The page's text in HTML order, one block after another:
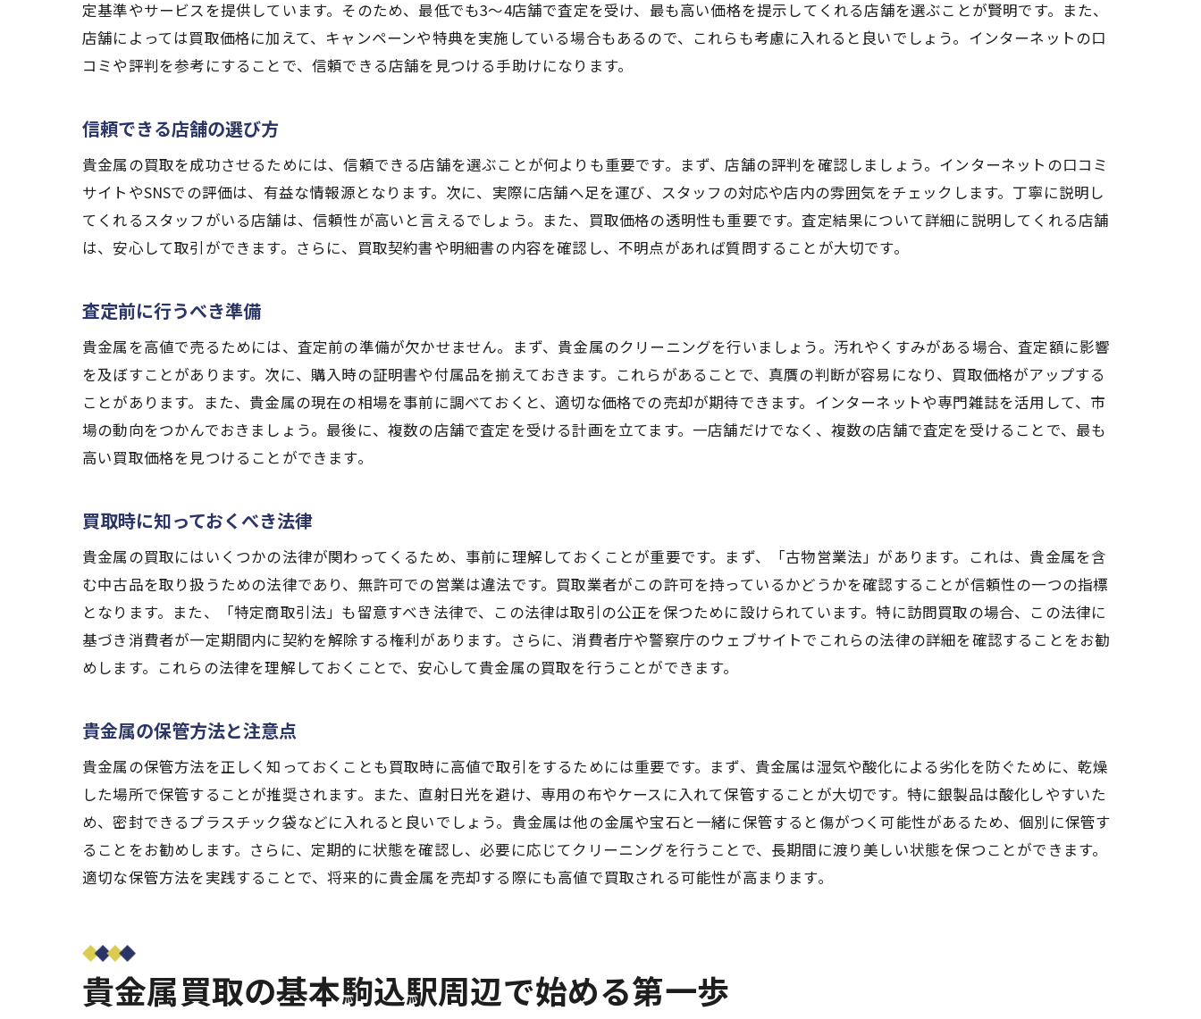
店舗の買取実績と信頼性の確認方法
高価買取を行う店舗の特徴
店舗のサービス内容と対応の違い
金や銀の価値の判断基準
プラチナの市場価値とその変動要因
査定士に聞いてみるべき質問
専門知識を活用した査定の見方
駒込駅近くの貴金属買取店を徹底調査高値で売るポイント
店舗ごとの買取価格を比較する方法
高値で売るための事前準備とコツ
買取価格に影響する店舗の特徴
貴金属の買取価格を最大化するための駒込駅周辺の動向
最新の買取市場の動向とその影響
駒込駅周辺の人気店舗ランキング
買取価格を上げるための交渉術
買取価格の変動要因とその対策
駒込駅エリアで貴金属を高値で売るためのタイミングとテクニック
買取の最適なタイミングを見極める
季節やイベントによる価格変動の傾向
高値で売るためのタイミングを逃さない
駒込駅周辺の店舗ごとの買取タイミングの違い
貴金属買取駒込駅周辺で失敗しないためのチェックリスト
定基準やサービスを提供しています。そのため、最低でも3〜4店舗で査定を受け、最も高い価格を提示してくれる店舗を選ぶことが賢明です。また、
店舗によっては買取価格に加えて、キャンペーンや特典を実施している場合もあるので、これらも考慮に入れると良いでしょう。インターネットの口
コミや評判を参考にすることで、信頼できる店舗を見つける手助けになります。
信頼できる店舗の選び方
貴金属の買取を成功させるためには、信頼できる店舗を選ぶことが何よりも重要です。まず、店舗の評判を確認しましょう。インターネットの口コミ
サイトやSNSでの評価は、有益な情報源となります。次に、実際に店舗へ足を運び、スタッフの対応や店内の雰囲気をチェックします。丁寧に説明し
てくれるスタッフがいる店舗は、信頼性が高いと言えるでしょう。また、買取価格の透明性も重要です。査定結果について詳細に説明してくれる店舗
は、安心して取引ができます。さらに、買取契約書や明細書の内容を確認し、不明点があれば質問することが大切です。
査定前に行うべき準備
貴金属を高値で売るためには、査定前の準備が欠かせません。まず、貴金属のクリーニングを行いましょう。汚れやくすみがある場合、査定額に影響
を及ぼすことがあります。次に、購入時の証明書や付属品を揃えておきます。これらがあることで、真贋の判断が容易になり、買取価格がアップする
ことがあります。また、貴金属の現在の相場を事前に調べておくと、適切な価格での売却が期待できます。インターネットや専門雑誌を活用して、市
場の動向をつかんでおきましょう。最後に、複数の店舗で査定を受ける計画を立てます。一店舗だけでなく、複数の店舗で査定を受けることで、最も
高い買取価格を見つけることができます。
買取時に知っておくべき法律
貴金属の買取にはいくつかの法律が関わってくるため、事前に理解しておくことが重要です。まず、「古物営業法」があります。これは、貴金属を含
む中古品を取り扱うための法律であり、無許可での営業は違法です。買取業者がこの許可を持っているかどうかを確認することが信頼性の一つの指標
となります。また、「特定商取引法」も留意すべき法律で、この法律は取引の公正を保つために設けられています。特に訪問買取の場合、この法律に
基づき消費者が一定期間内に契約を解除する権利があります。さらに、消費者庁や警察庁のウェブサイトでこれらの法律の詳細を確認することをお勧
めします。これらの法律を理解しておくことで、安心して貴金属の買取を行うことができます。
貴金属の保管方法と注意点
貴金属の保管方法を正しく知っておくことも買取時に高値で取引をするためには重要です。まず、貴金属は湿気や酸化による劣化を防ぐために、乾燥
した場所で保管することが推奨されます。また、直射日光を避け、専用の布やケースに入れて保管することが大切です。特に銀製品は酸化しやすいた
め、密封できるプラスチック袋などに入れると良いでしょう。貴金属は他の金属や宝石と一緒に保管すると傷がつく可能性があるため、個別に保管す
ることをお勧めします。さらに、定期的に状態を確認し、必要に応じてクリーニングを行うことで、長期間に渡り美しい状態を保つことができます。
適切な保管方法を実践することで、将来的に貴金属を売却する際にも高値で買取される可能性が高まります。
貴金属買取の基本駒込駅周辺で始める第一歩